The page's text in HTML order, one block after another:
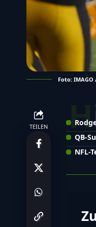
Foto:
TEILEN
QB-
NFL-